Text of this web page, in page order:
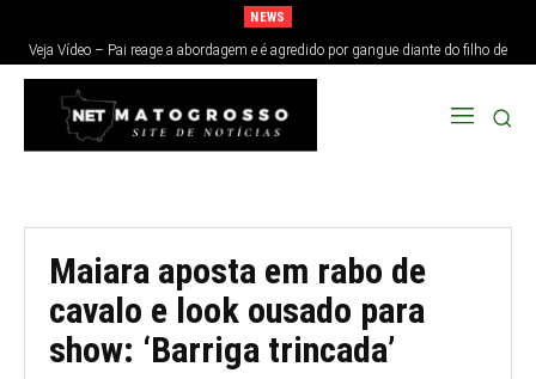
NEWS
Veja Vídeo – Pai reage a abordagem e é agredido por gangue diante do filho de
9 anos em SP
Maiara aposta em rabo de
cavalo e look ousado para
show: ‘Barriga trincada’